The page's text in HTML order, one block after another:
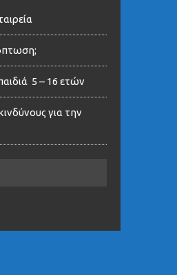
5 – 16 ετών
για την